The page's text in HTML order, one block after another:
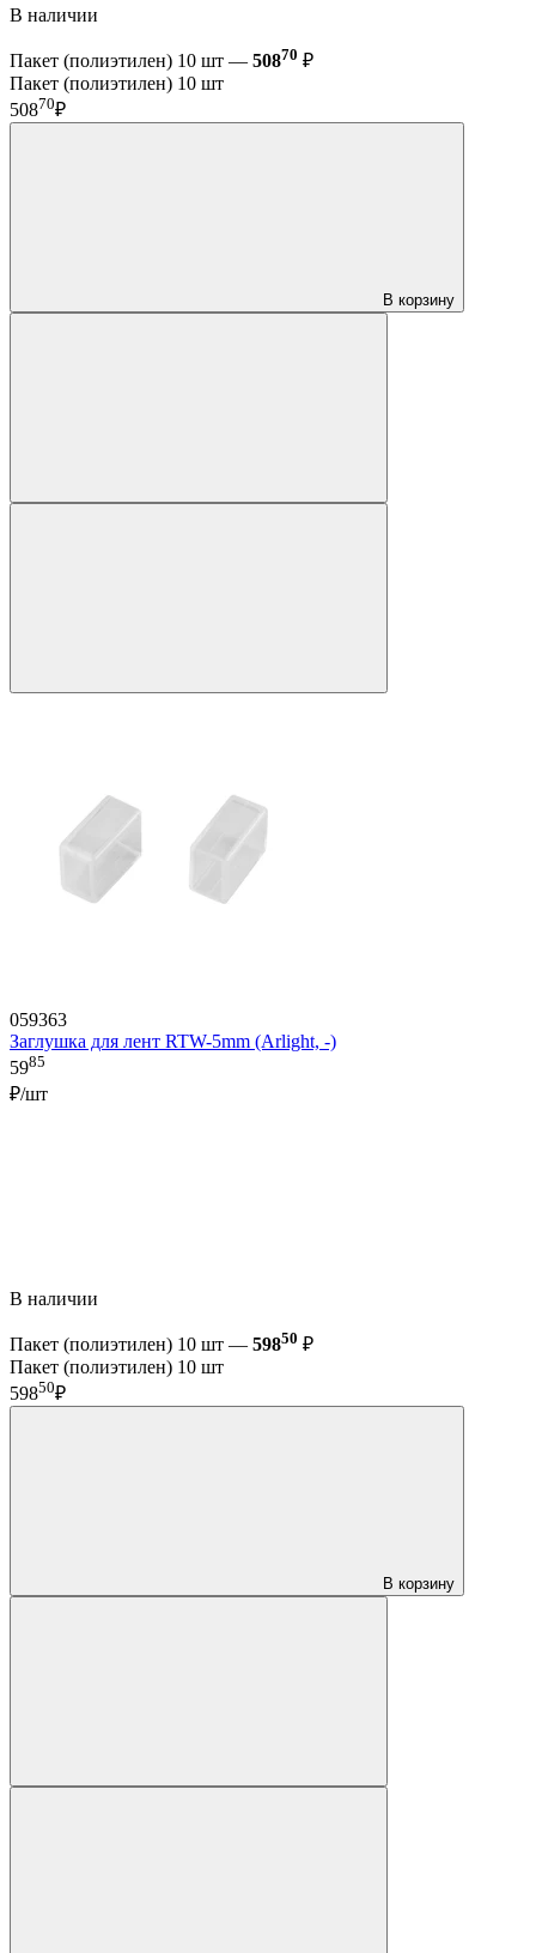
В наличии
Пакет (полиэтилен) 10 шт — 50870 ₽
Пакет (полиэтилен) 10 шт
50870₽
В корзину
059363
Заглушка для лент RTW-5mm (Arlight, -)
5985
₽/шт
В наличии
Пакет (полиэтилен) 10 шт — 59850 ₽
Пакет (полиэтилен) 10 шт
59850₽
В корзину